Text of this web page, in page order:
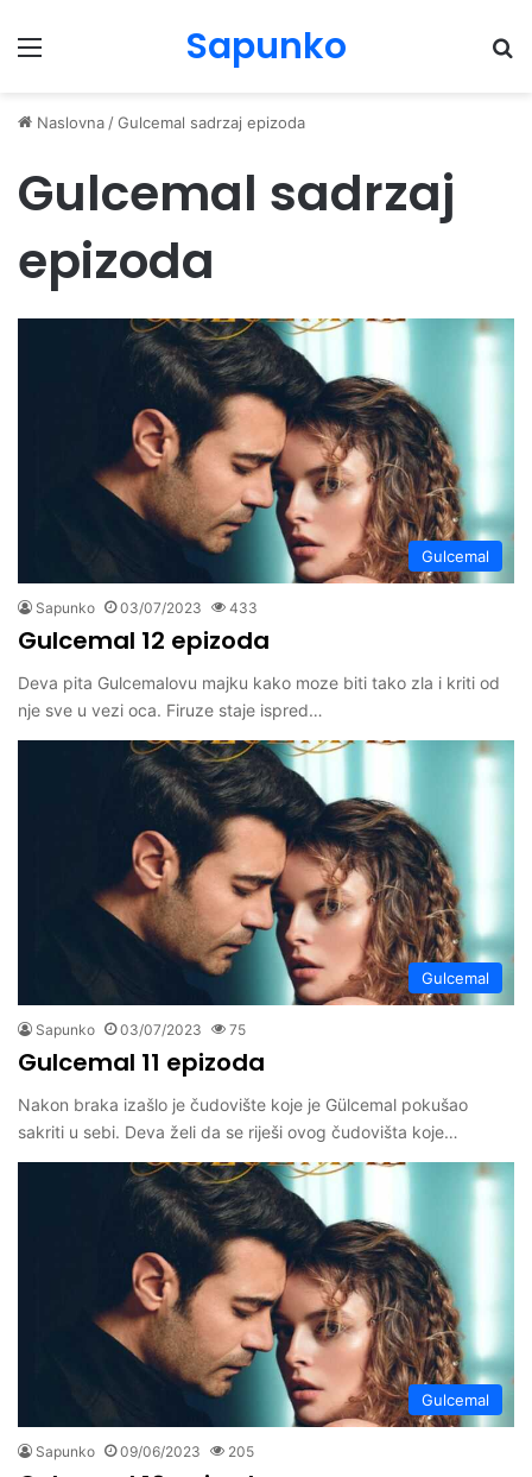
Menu Sapunko
Naslovna /Gulcemal sadrzaj epizoda
Gulcemal sadrzaj
epizoda
Gulcemal
Sapunko 03/07/2023 433
Gulcemal 12 epizoda
Deva pita Gulcemalovu majku kako moze biti tako zla i kriti od
nje sve u vezi oca. Firuze staje ispred…
Gulcemal
Sapunko 03/07/2023 75
Gulcemal 11 epizoda
Nakon braka izašlo je čudovište koje je Gülcemal pokušao
sakriti u sebi. Deva želi da se riješi ovog čudovišta koje…
Gulcemal
Sapunko 09/06/2023 205